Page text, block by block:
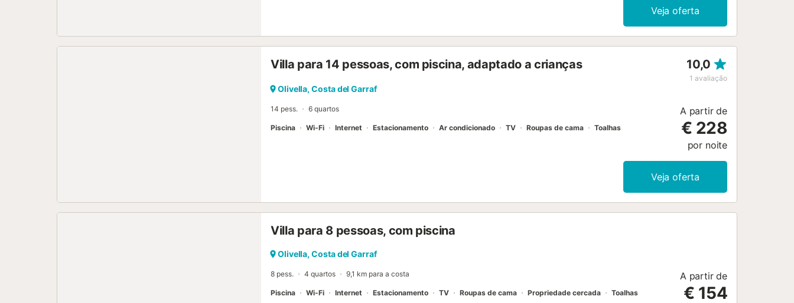
Veja oferta
Villa para 14 pessoas, com piscina, adaptado a crianças 10,0
1 avaliação
Olivella, Costa del Garraf
14 pess. 6 quartos
Piscina Wi-Fi Internet Estacionamento Ar condicionado TV Roupas de cama Toalhas
A partir de
€ 228
por noite
Veja oferta
Villa para 8 pessoas, com piscina
Olivella, Costa del Garraf
8 pess. 4 quartos 9,1 km para a costa
Piscina Wi-Fi Internet Estacionamento TV Roupas de cama Propriedade cercada Toalhas
A partir de
€ 154